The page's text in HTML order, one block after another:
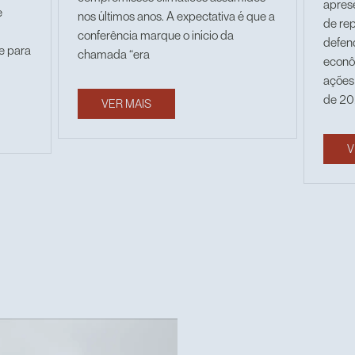
para
nos últimos anos. A expectativa é que a
conferência marque o início da
chamada “era
VER MAIS
de
de